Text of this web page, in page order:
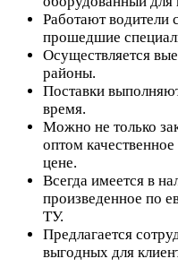
Работают
прошедшие
Осуществляется
районы.
Поставки
время.
Можно не только
оптом
цене.
Всегда имеется в
произведенное по
ТУ.
Предлагается
выгодных для